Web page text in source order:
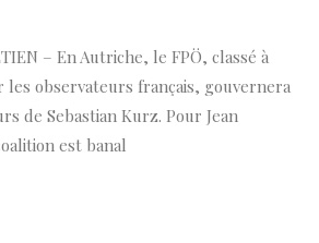
– En Autriche, le FPÖ, classé à
les observateurs français, gouvernera
de Sebastian Kurz. Pour Jean
est banal